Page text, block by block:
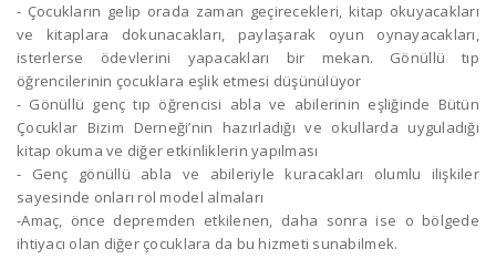
⁃ Çocukların gelip orada zaman geçirecekleri, kitap okuyacakları
ve kitaplara dokunacakları, paylaşarak oyun oynayacakları,
isterlerse ödevlerini yapacakları bir mekan. Gönüllü tıp
öğrencilerinin çocuklara eşlik etmesi düşünülüyor
⁃ Gönüllü genç tıp öğrencisi abla ve abilerinin eşliğinde Bütün
Çocuklar Bizim Derneği’nin hazırladığı ve okullarda uyguladığı
kitap okuma ve diğer etkinliklerin yapılması
⁃ Genç gönüllü abla ve abileriyle kuracakları olumlu ilişkiler
sayesinde onları rol model almaları
⁃Amaç, önce depremden etkilenen, daha sonra ise o bölgede
ihtiyacı olan diğer çocuklara da bu hizmeti sunabilmek.